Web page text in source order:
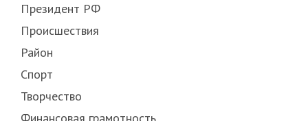
Президент РФ
Происшествия
Район
Спорт
Творчество